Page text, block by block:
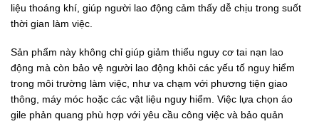
liệu thoáng khí, giúp người lao động cảm thấy dễ chịu trong suốt
thời gian làm việc.
Sản phẩm này không chỉ giúp giảm thiểu nguy cơ tai nạn lao
động mà còn bảo vệ người lao động khỏi các yếu tố nguy hiểm
trong môi trường làm việc, như va chạm với phương tiện giao
thông, máy móc hoặc các vật liệu nguy hiểm. Việc lựa chọn áo
gile phản quang phù hợp với yêu cầu công việc và bảo quản